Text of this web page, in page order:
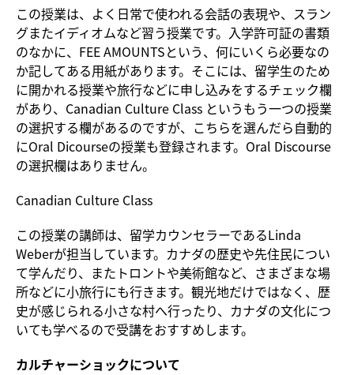
この授業は、よく日常で使われる会話の表現や、スラン
グまたイディオムなど習う授業です。入学許可証の書類
のなかに、FEE AMOUNTSという、何にいくら必要なの
か記してある用紙があります。そこには、留学生のため
に開かれる授業や旅行などに申し込みをするチェック欄
があり、Canadian Culture Class というもう一つの授業
の選択する欄があるのですが、こちらを選んだら自動的
にOral Dicourseの授業も登録されます。Oral Discourse
の選択欄はありません。
Canadian Culture Class
この授業の講師は、留学カウンセラーであるLinda
Weberが担当しています。カナダの歴史や先住民につい
て学んだり、またトロントや美術館など、さまざまな場
所などに小旅行にも行きます。観光地だけではなく、歴
史が感じられる小さな村へ行ったり、カナダの文化につ
いても学べるので受講をおすすめします。
カルチャーショックについて